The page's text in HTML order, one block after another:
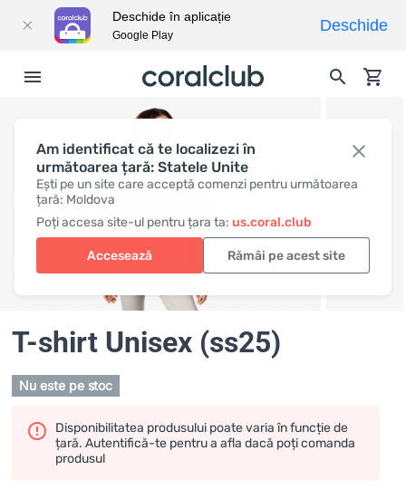
Am identificat că te localizezi în
următoarea țară: Statele Unite
Ești pe un site care acceptă comenzi pentru următoarea
țară: Moldova
Poți accesa site-ul pentru țara ta: us.coral.club
Accesează Rămâi pe acest site
T-shirt Unisex (ss25)
Nu este pe stoc
Disponibilitatea produsului poate varia în funcție de
țară. Autentifică-te pentru a afla dacă poți comanda
produsul
Deschide în aplicație
Google Play
Deschide